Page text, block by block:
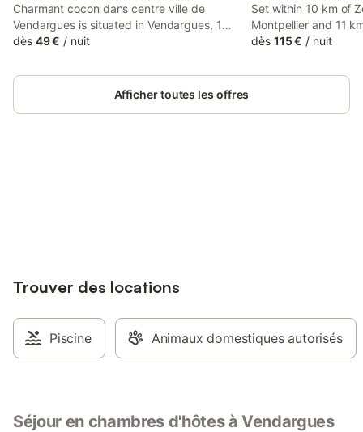
Charmant cocon dans centre ville de
Vendargues is situated in Vendargues, 11
km from Odysseum Shopping Centre, 11
from Montpellier Town Hall.
dès 49 € / nuit
Set within 10 km of
Montpellier and 11
Shopping Centre,
private bathroom in
dès 115 € / nuit
Afficher toutes les offres
Trouver des locations
Piscine Animaux domestiques autorisés
Séjour en chambres d'hôtes à Vendargues